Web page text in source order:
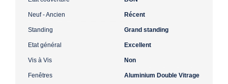
Neuf - Ancien Récent
Standing Grand standing
Etat général Excellent
Vis à Vis Non
Fenêtres Aluminium Double Vitrage